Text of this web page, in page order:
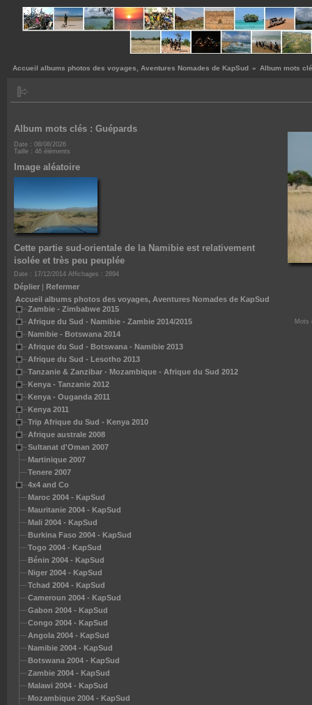
Accueil albums photos des voyages, Aventures Nomades de KapSud » Album mots
Album mots clés : Guépards
Date : 08/08/2026
Taille : 46 éléments
Image aléatoire
Cette partie sud-orientale de la Namibie est relativement
isolée et très peu peuplée
Date : 17/12/2014 Affichages : 2894
Déplier | Refermer
Accueil albums photos des voyages, Aventures Nomades de KapSud
Zambie - Zimbabwe 2015
Afrique du Sud - Namibie - Zambie 2014/2015
Namibie - Botswana 2014
Afrique du Sud - Botswana - Namibie 2013
Afrique du Sud - Lesotho 2013
Tanzanie & Zanzibar - Mozambique - Afrique du Sud 2012
Kenya - Tanzanie 2012
Kenya - Ouganda 2011
Kenya 2011
Trip Afrique du Sud - Kenya 2010
Afrique australe 2008
Sultanat d'Oman 2007
Martinique 2007
Tenere 2007
4x4 and Co
Maroc 2004 - KapSud
Mauritanie 2004 - KapSud
Mali 2004 - KapSud
Burkina Faso 2004 - KapSud
Togo 2004 - KapSud
Bénin 2004 - KapSud
Niger 2004 - KapSud
Tchad 2004 - KapSud
Cameroun 2004 - KapSud
Gabon 2004 - KapSud
Congo 2004 - KapSud
Angola 2004 - KapSud
Namibie 2004 - KapSud
Botswana 2004 - KapSud
Zambie 2004 - KapSud
Malawi 2004 - KapSud
Mozambique 2004 - KapSud
Mots
Aventures Nomades de KapSud
2014/2015
- Afrique du Sud 2012